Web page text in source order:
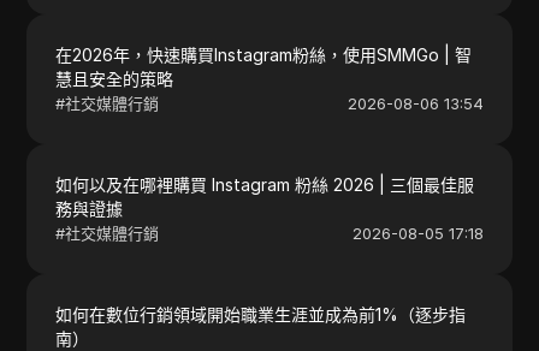
在2026年，快速購買Instagram粉絲，使用SMMGo | 智
慧且安全的策略
#社交媒體行銷 2026-08-06 13:54
如何以及在哪裡購買 Instagram 粉絲 2026 | 三個最佳服
務與證據
#社交媒體行銷 2026-08-05 17:18
如何在數位行銷領域開始職業生涯並成為前1%（逐步指
南）